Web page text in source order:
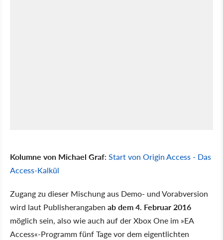
Kolumne von Michael Graf: Start von Origin Access - Das
Access-Kalkül
Zugang zu dieser Mischung aus Demo- und Vorabversion
wird laut Publisherangaben ab dem 4. Februar 2016
möglich sein, also wie auch auf der Xbox One im »EA
Access«-Programm fünf Tage vor dem eigentlichten